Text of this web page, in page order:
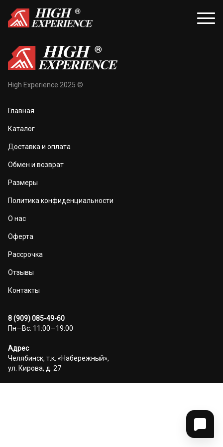
и перчатки
и маски
High Experience 2025 ©
Главная
Каталог
Доставка и оплата
Обмен и возврат
Размеры
Политика конфиденциальности
О нас
Оферта
Рассрочка
Отзывы
Контакты
8 (909) 085-49-60
Пн—Вс: 11:00—19:00
Адрес
Челябинск, т.к. «Набережный»,
ул. Кирова, д. 27